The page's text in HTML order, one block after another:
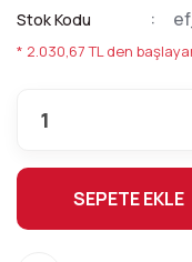
Stok Kodu
* 2.030,67 TL den
SEPETE EKLE